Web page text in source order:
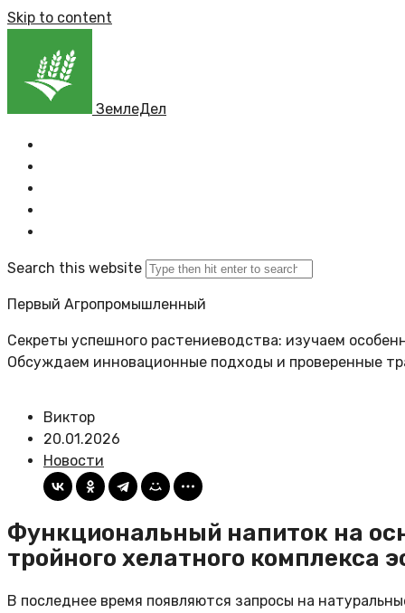
Skip to content
ЗемлеДел
Search this website
Первый Агропромышленный
Секреты успешного растениеводства: изучаем
Обсуждаем инновационные подходы и проверенные
Виктор
20.01.2026
Новости
Функциональный напиток на
тройного хелатного комплекса
В последнее время появляются запросы на